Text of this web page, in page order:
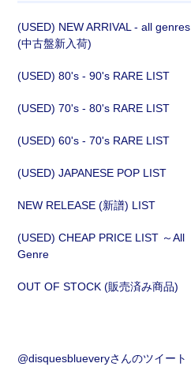
(USED) NEW ARRIVAL - all genres
(中古盤新入荷)
(USED) 80's - 90's RARE LIST
(USED) 70's - 80's RARE LIST
(USED) 60's - 70's RARE LIST
(USED) JAPANESE POP LIST
NEW RELEASE (新譜) LIST
(USED) CHEAP PRICE LIST ～All
Genre
OUT OF STOCK (販売済み商品)
@disquesblueveryさんのツイート